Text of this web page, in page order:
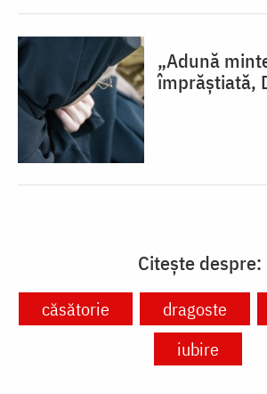
„Adună
împrăștiată,
Citește despre:
căsătorie dragoste
iubire